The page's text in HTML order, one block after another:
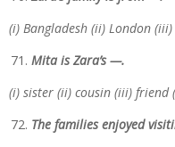
(i) Bangladesh (ii) London
Mita is Zara’s —.
(i) sister (ii) cousin (iii) friend
The families enjoyed